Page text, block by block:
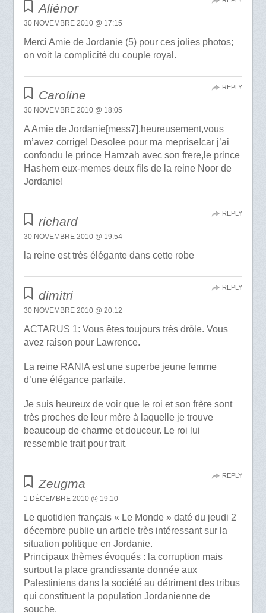
Aliénor
30 NOVEMBRE 2010 @ 17:15
Merci Amie de Jordanie (5) pour ces jolies photos;
on voit la complicité du couple royal.
Caroline
30 NOVEMBRE 2010 @ 18:05
A Amie de Jordanie[mess7],heureusement,vous
m’avez corrige! Desolee pour ma meprise!car j’ai
confondu le prince Hamzah avec son frere,le prince
Hashem eux-memes deux fils de la reine Noor de
Jordanie!
REPLY
richard
30 NOVEMBRE 2010 @ 19:54
la reine est très élégante dans cette robe
REPLY
dimitri
30 NOVEMBRE 2010 @ 20:12
ACTARUS 1: Vous êtes toujours très drôle. Vous
avez raison pour Lawrence.
La reine RANIA est une superbe jeune femme
d’une élégance parfaite.
Je suis heureux de voir que le roi et son frère sont
très proches de leur mère à laquelle je trouve
beaucoup de charme et douceur. Le roi lui
ressemble trait pour trait.
REPLY
Zeugma
1 DÉCEMBRE 2010 @ 19:10
Le quotidien français « Le Monde » daté du jeudi 2
décembre publie un article très intéressant sur la
situation politique en Jordanie.
Principaux thèmes évoqués : la corruption mais
surtout la place grandissante donnée aux
Palestiniens dans la société au détriment des tribus
qui constituent la population Jordanienne de
souche.
REPLY